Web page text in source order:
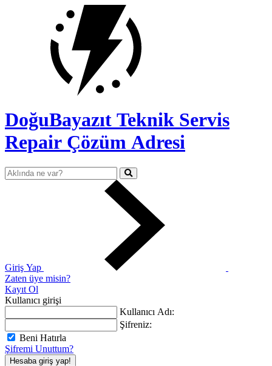
DoğuBayazıt Teknik Servis
Repair Çözüm Adresi
Giriş Yap
Zaten üye misin?
Kayıt Ol
Kullanıcı girişi
Kullanıcı Adı:
Şifreniz:
Beni Hatırla
Şifremi Unuttum?
Hesaba giriş yap!